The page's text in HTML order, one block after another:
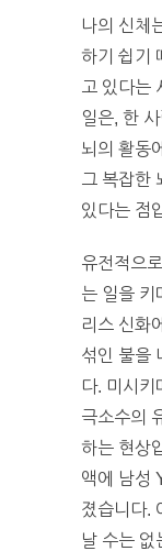
나의 신체
하기 쉽기
고 있다는
일은, 한
뇌의 활동
그 복잡한
있다는 점
유전적으
는 일을 키
리스 신화
섞인 불을
다. 미시키
극소수의
하는 현상
액에 남성
졌습니다.
날 수는 없